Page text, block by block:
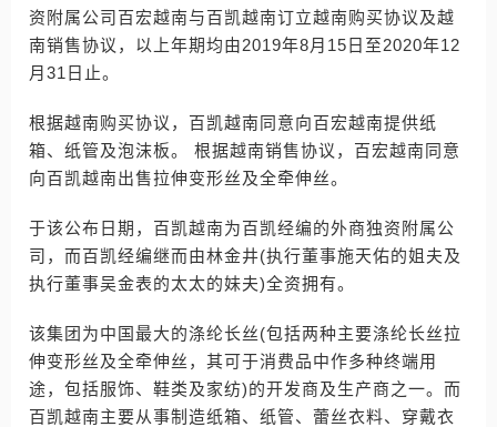
资附属公司百宏越南与百凯越南订立越南购买协议及越
南销售协议，以上年期均由2019年8月15日至2020年12
月31日止。
根据越南购买协议，百凯越南同意向百宏越南提供纸
箱、纸管及泡沫板。 根据越南销售协议，百宏越南同意
向百凯越南出售拉伸变形丝及全牵伸丝。
于该公布日期，百凯越南为百凯经编的外商独资附属公
司，而百凯经编继而由林金井(执行董事施天佑的姐夫及
执行董事吴金表的太太的妹夫)全资拥有。
该集团为中国最大的涤纶长丝(包括两种主要涤纶长丝拉
伸变形丝及全牵伸丝，其可于消费品中作多种终端用
途，包括服饰、鞋类及家纺)的开发商及生产商之一。而
百凯越南主要从事制造纸箱、纸管、蕾丝衣料、穿戴衣